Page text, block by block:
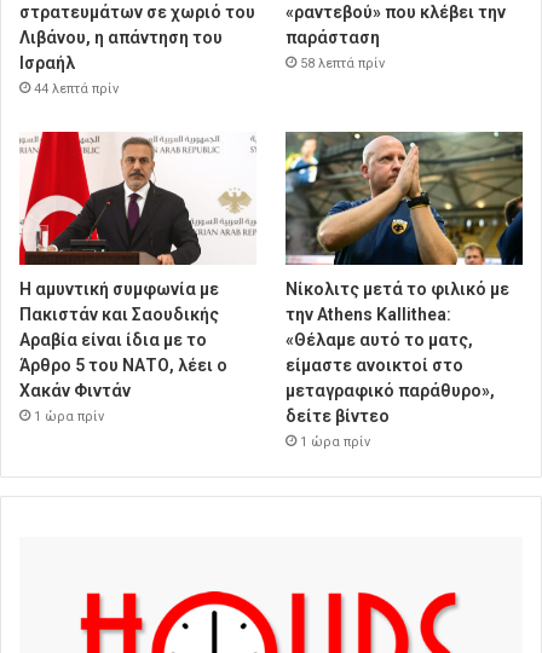
στρατευμάτων σε χωριό του
Λιβάνου, η απάντηση του
Ισραήλ
44 λεπτά πρίν
«ραντεβού» που κλέβει την
παράσταση
58 λεπτά πρίν
Η αμυντική συμφωνία με
Πακιστάν και Σαουδικής
Αραβία είναι ίδια με το
Άρθρο 5 του ΝΑΤΟ, λέει ο
Χακάν Φιντάν
1 ώρα πρίν
Νίκολιτς μετά το φιλικό με
την Athens Kallithea:
«Θέλαμε αυτό το ματς,
είμαστε ανοικτοί στο
μεταγραφικό παράθυρο»,
δείτε βίντεο
1 ώρα πρίν